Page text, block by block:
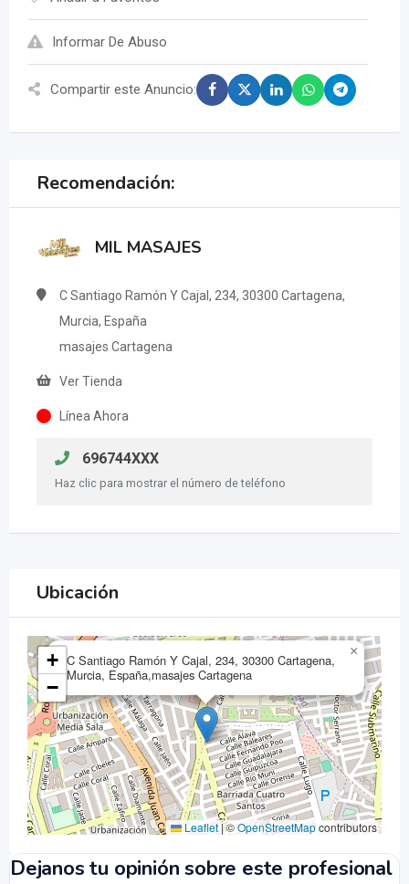
Informar De Abuso
Compartir este Anuncio:
Recomendación:
MIL MASAJES
C Santiago Ramón Y Cajal, 234, 30300 Cartagena,
Murcia, España
masajes Cartagena
Ver Tienda
Línea Ahora
696744XXX
Haz clic para mostrar el número de teléfono
Ubicación
C Santiago Ramón Y Cajal, 234, 30300 Cartagena,
Murcia, España,masajes Cartagena
×
+
−
Leaflet|©OpenStreetMapcontributors
Dejanos tu opinión sobre este profesional